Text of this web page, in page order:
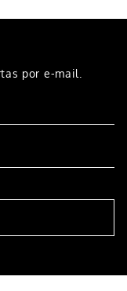
por e-mail.